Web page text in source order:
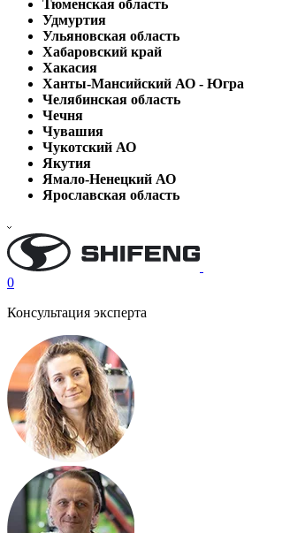
Тюменская область
Удмуртия
Ульяновская область
Хабаровский край
Хакасия
Ханты-Мансийский АО - Югра
Челябинская область
Чечня
Чувашия
Чукотский АО
Якутия
Ямало-Ненецкий АО
Ярославская область
0
Консультация эксперта